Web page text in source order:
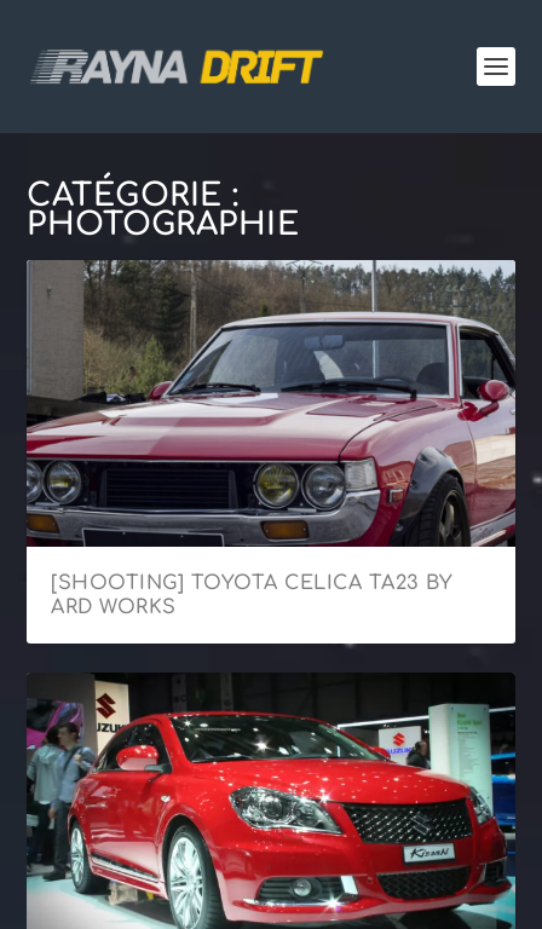
CATÉGORIE :
PHOTOGRAPHIE
[SHOOTING] TOYOTA CELICA TA23 BY
ARD WORKS